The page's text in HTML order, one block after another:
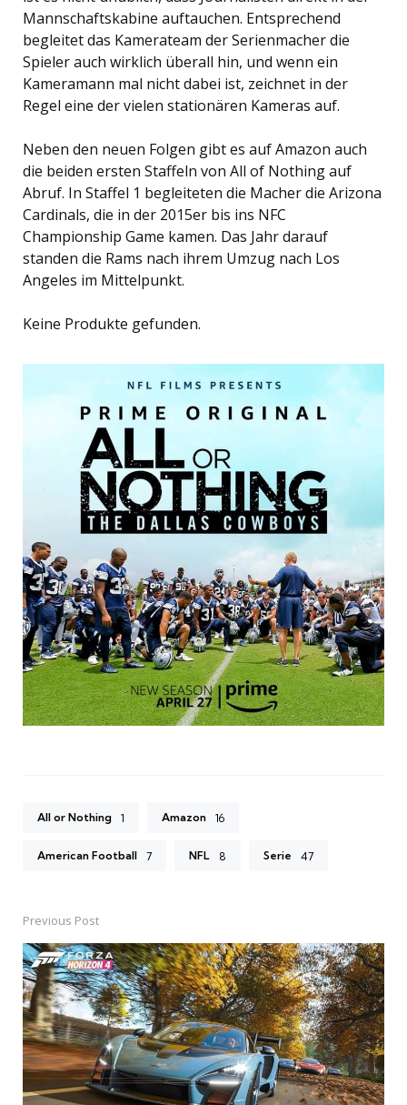
Mannschaftskabine auftauchen. Entsprechend
begleitet das Kamerateam der Serienmacher die
Spieler auch wirklich überall hin, und wenn ein
Kameramann mal nicht dabei ist, zeichnet in der
Regel eine der vielen stationären Kameras auf.
Neben den neuen Folgen gibt es auf Amazon auch
die beiden ersten Staffeln von All of Nothing auf
Abruf. In Staffel 1 begleiteten die Macher die Arizona
Cardinals, die in der 2015er bis ins NFC
Championship Game kamen. Das Jahr darauf
standen die Rams nach ihrem Umzug nach Los
Angeles im Mittelpunkt.
Keine Produkte gefunden.
All or Nothing 1 Amazon 16
American Football 7 NFL 8 Serie 47
Post
navigation
Previous Post